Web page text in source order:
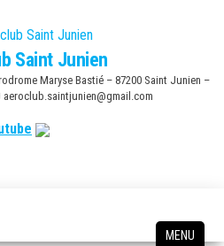
Saint Junien
Maryse Bastié – 87200 Saint Junien –
MENU